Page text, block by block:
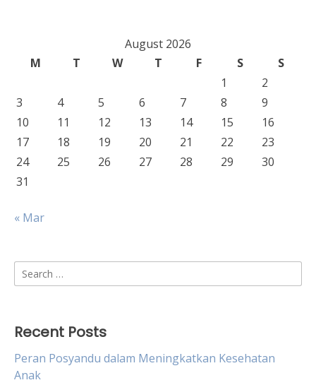
August 2026
M
T W T F S
S
1
2
3
4 5 6 7 8
9
10
11 12 13 14 15
16
17
18 19 20 21 22
23
24
25 26 27 28 29
30
31
« Mar
Search
for:
Recent Posts
Peran Posyandu dalam Meningkatkan Kesehatan
Anak